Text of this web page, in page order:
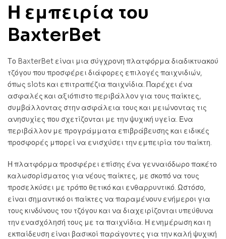
Η εμπειρία του
BaxterBet
Το BaxterBet είναι μια σύγχρονη πλατφόρμα διαδικτυακού
τζόγου που προσφέρει διάφορες επιλογές παιχνιδιών,
όπως slots και επιτραπέζια παιχνίδια. Παρέχει ένα
ασφαλές και αξιόπιστο περιβάλλον για τους παίκτες,
συμβάλλοντας στην ασφάλεια τους και μειώνοντας τις
ανησυχίες που σχετίζονται με την ψυχική υγεία. Ένα
περιβάλλον με προγράμματα επιβράβευσης και ειδικές
προσφορές μπορεί να ενισχύσει την εμπειρία του παίκτη.
Η πλατφόρμα προσφέρει επίσης ένα γενναιόδωρο πακέτο
καλωσορίσματος για νέους παίκτες, με σκοπό να τους
προσελκύσει με τρόπο θετικό και ενθαρρυντικό. Ωστόσο,
είναι σημαντικό οι παίκτες να παραμένουν ενήμεροι για
τους κινδύνους του τζόγου και να διαχειρίζονται υπεύθυνα
την ενασχόλησή τους με τα παιχνίδια. Η ενημέρωση και η
εκπαίδευση είναι βασικοί παράγοντες για την καλή ψυχική